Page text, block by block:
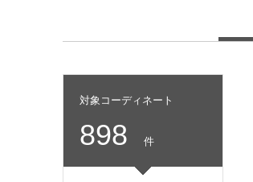
対象コーディネート
898 件